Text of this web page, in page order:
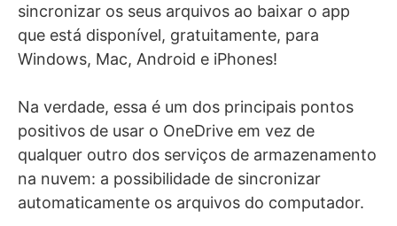
sincronizar os seus arquivos ao baixar o app
que está disponível, gratuitamente, para
Windows, Mac, Android e iPhones!
Na verdade, essa é um dos principais pontos
positivos de usar o OneDrive em vez de
qualquer outro dos serviços de armazenamento
na nuvem: a possibilidade de sincronizar
automaticamente os arquivos do computador.